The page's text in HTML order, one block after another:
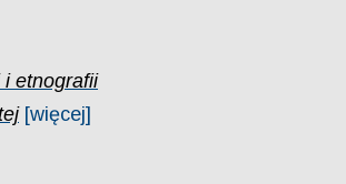
i etnografii
[więcej]